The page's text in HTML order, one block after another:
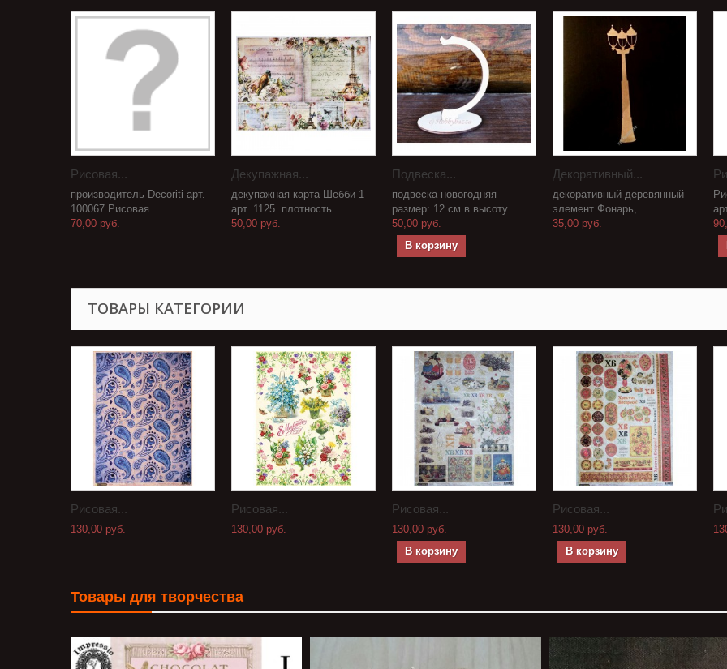
Рисовая...
производитель Decoriti арт.
100067 Рисовая...
70,00 руб.
Декупажная...
декупажная карта Шебби-1
арт. 1125. плотность...
50,00 руб.
Подвеска...
подвеска новогодняя
размер: 12 см в высоту...
50,00 руб.
В корзину
Декоративный...
декоративный деревянный
элемент Фонарь,...
35,00 руб.
ТОВАРЫ КАТЕГОРИИ
Рисовая...
130,00 руб.
Рисовая...
130,00 руб.
Рисовая...
130,00 руб.
В корзину
Рисовая...
130,00 руб.
В корзину
Товары для творчества